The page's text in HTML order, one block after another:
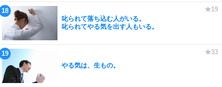
叱られて落ち込む人がいる。
叱られてやる気を出す人もいる。
やる気は、生もの。